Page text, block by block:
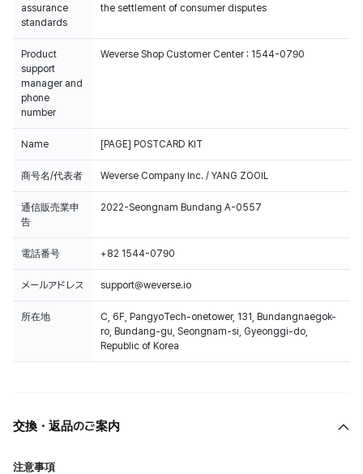
assurance
standards
the settlement of consumer disputes
Product
support
manager and
phone
number
Weverse Shop Customer Center : 1544-0790
Name [PAGE] POSTCARD KIT
商号名/代表者 Weverse Company Inc. / YANG ZOOIL
通信販売業申
告
2022-Seongnam Bundang A-0557
電話番号 +82 1544-0790
メールアドレス support@weverse.io
所在地
C, 6F, PangyoTech-onetower, 131, Bundangnaegok-
ro, Bundang-gu, Seongnam-si, Gyeonggi-do,
Republic of Korea
交換・返品のご案内
注意事項